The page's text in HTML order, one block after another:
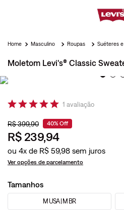
Masculino Roupas Suéteres
Moletom Levi's® Classic
1 avaliação
R$399,90 40% Off
R$ 239,94
ou 4x de R$ 59,98
Ver opções de parcelamento
Tamanhos
M USA | M BR